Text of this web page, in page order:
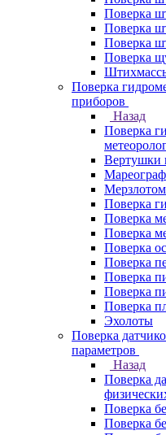
Поверка
Поверка
Поверка
Поверка
Поверка
приборов
Назад
Поверка
Вертушки
Поверка
Поверка
Поверка
Поверка
Поверка
Поверка
Поверка
Поверка
Эхолоты
Поверка
параметров
Назад
Поверка
Поверка
Поверка